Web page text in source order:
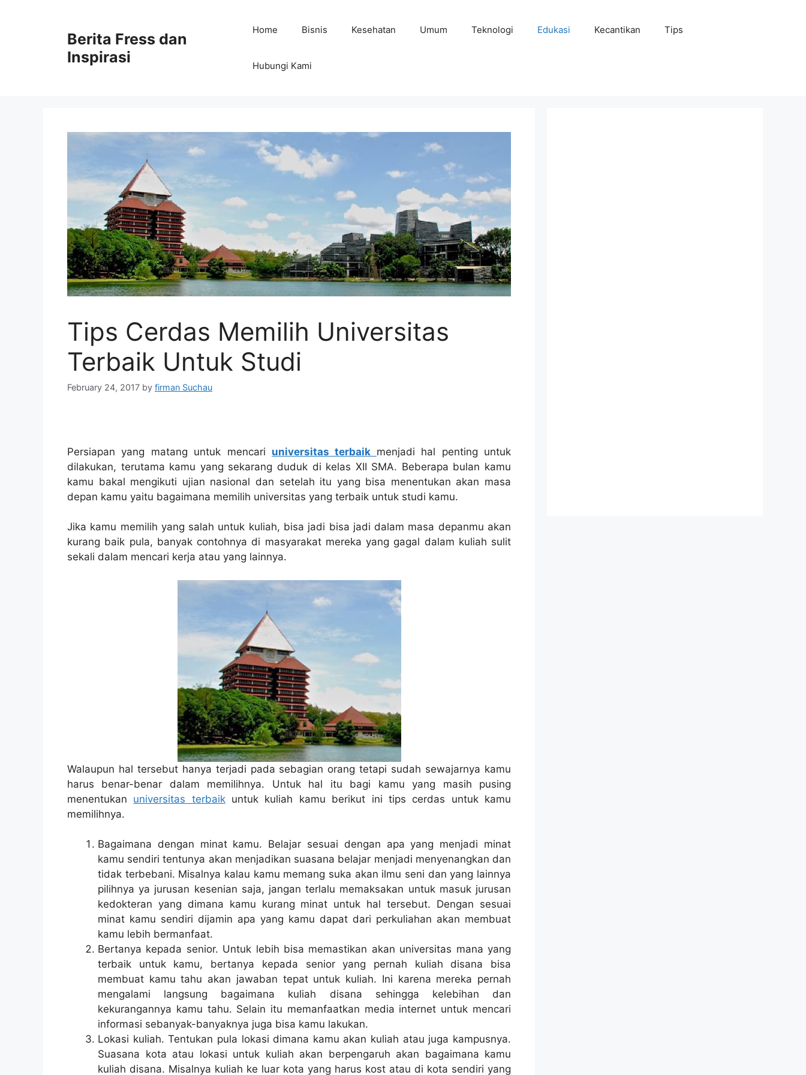
Berita Fress dan
Inspirasi
Home Bisnis Kesehatan Umum Teknologi Edukasi Kecantikan Tips
Hubungi Kami
Tips Cerdas Memilih Universitas
Terbaik Untuk Studi
February 24, 2017 by firman Suchau
Persiapan yang matang untuk mencari universitas terbaik menjadi hal penting untuk
dilakukan, terutama kamu yang sekarang duduk di kelas XII SMA. Beberapa bulan kamu
kamu bakal mengikuti ujian nasional dan setelah itu yang bisa menentukan akan masa
depan kamu yaitu bagaimana memilih universitas yang terbaik untuk studi kamu.
Jika kamu memilih yang salah untuk kuliah, bisa jadi bisa jadi dalam masa depanmu akan
kurang baik pula, banyak contohnya di masyarakat mereka yang gagal dalam kuliah sulit
sekali dalam mencari kerja atau yang lainnya.
Walaupun hal tersebut hanya terjadi pada sebagian orang tetapi sudah sewajarnya kamu
harus benar-benar dalam memilihnya. Untuk hal itu bagi kamu yang masih pusing
menentukan universitas terbaikuntuk kuliah kamu berikut ini tips cerdas untuk kamu
memilihnya.
Bagaimana dengan minat kamu. Belajar sesuai dengan apa yang menjadi minat
kamu sendiri tentunya akan menjadikan suasana belajar menjadi menyenangkan dan
tidak terbebani. Misalnya kalau kamu memang suka akan ilmu seni dan yang lainnya
pilihnya ya jurusan kesenian saja, jangan terlalu memaksakan untuk masuk jurusan
kedokteran yang dimana kamu kurang minat untuk hal tersebut. Dengan sesuai
minat kamu sendiri dijamin apa yang kamu dapat dari perkuliahan akan membuat
kamu lebih bermanfaat.
Bertanya kepada senior. Untuk lebih bisa memastikan akan universitas mana yang
terbaik untuk kamu, bertanya kepada senior yang pernah kuliah disana bisa
membuat kamu tahu akan jawaban tepat untuk kuliah. Ini karena mereka pernah
mengalami langsung bagaimana kuliah disana sehingga kelebihan dan
kekurangannya kamu tahu. Selain itu memanfaatkan media internet untuk mencari
informasi sebanyak-banyaknya juga bisa kamu lakukan.
Lokasi kuliah. Tentukan pula lokasi dimana kamu akan kuliah atau juga kampusnya.
Suasana kota atau lokasi untuk kuliah akan berpengaruh akan bagaimana kamu
kuliah disana. Misalnya kuliah ke luar kota yang harus kost atau di kota sendiri yang